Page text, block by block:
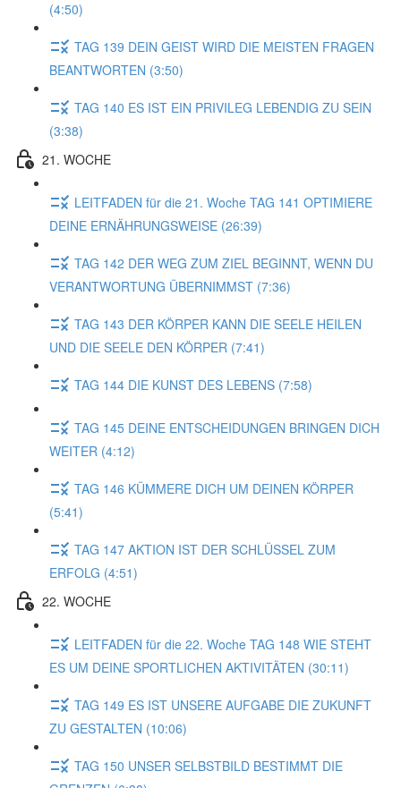
(4:50)
TAG 139 DEIN GEIST WIRD DIE MEISTEN FRAGEN
BEANTWORTEN (3:50)
TAG 140 ES IST EIN PRIVILEG LEBENDIG ZU SEIN
(3:38)
21. WOCHE
LEITFADEN für die 21. Woche TAG 141 OPTIMIERE
DEINE ERNÄHRUNGSWEISE (26:39)
TAG 142 DER WEG ZUM ZIEL BEGINNT, WENN DU
VERANTWORTUNG ÜBERNIMMST (7:36)
TAG 143 DER KÖRPER KANN DIE SEELE HEILEN
UND DIE SEELE DEN KÖRPER (7:41)
TAG 144 DIE KUNST DES LEBENS (7:58)
TAG 145 DEINE ENTSCHEIDUNGEN BRINGEN DICH
WEITER (4:12)
TAG 146 KÜMMERE DICH UM DEINEN KÖRPER
(5:41)
TAG 147 AKTION IST DER SCHLÜSSEL ZUM
ERFOLG (4:51)
22. WOCHE
LEITFADEN für die 22. Woche TAG 148 WIE STEHT
ES UM DEINE SPORTLICHEN AKTIVITÄTEN (30:11)
TAG 149 ES IST UNSERE AUFGABE DIE ZUKUNFT
ZU GESTALTEN (10:06)
TAG 150 UNSER SELBSTBILD BESTIMMT DIE